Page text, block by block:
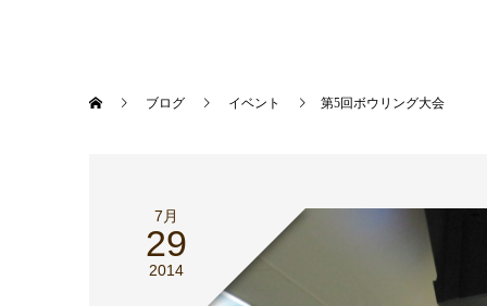
ブログ イベント 第5回ボウリング大会
7月
29
2014